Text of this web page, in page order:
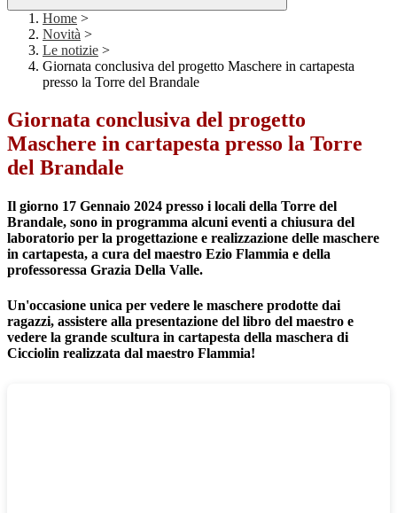
Home >
Novità >
Le notizie >
Giornata conclusiva del progetto Maschere in cartapesta
presso la Torre del Brandale
Giornata conclusiva del progetto
Maschere in cartapesta presso la Torre
del Brandale
Il giorno 17 Gennaio 2024 presso i locali della Torre del
Brandale, sono in programma alcuni eventi a chiusura del
laboratorio per la progettazione e realizzazione delle maschere
in cartapesta, a cura del maestro Ezio Flammia e della
professoressa Grazia Della Valle.
Un'occasione unica per vedere le maschere prodotte dai
ragazzi, assistere alla presentazione del libro del maestro e
vedere la grande scultura in cartapesta della maschera di
Cicciolin realizzata dal maestro Flammia!